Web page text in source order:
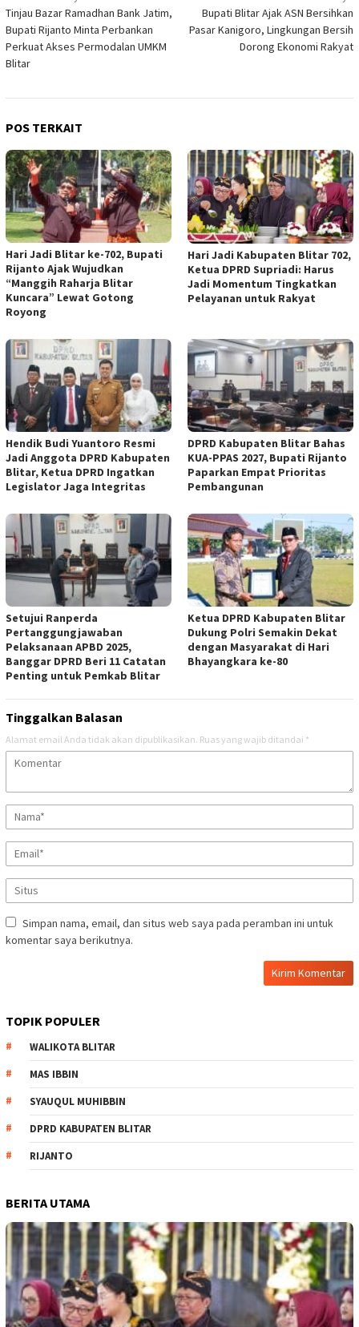
pos
Tinjau Bazar Ramadhan Bank Jatim,
Bupati Rijanto Minta Perbankan
Perkuat Akses Permodalan UMKM
Blitar
Bupati Blitar Ajak ASN Bersihkan
Pasar Kanigoro, Lingkungan Bersih
Dorong Ekonomi Rakyat
POS TERKAIT
Hari Jadi Blitar ke-702, Bupati
Rijanto Ajak Wujudkan
“Manggih Raharja Blitar
Kuncara” Lewat Gotong
Royong
Hari Jadi Kabupaten Blitar 702,
Ketua DPRD Supriadi: Harus
Jadi Momentum Tingkatkan
Pelayanan untuk Rakyat
Hendik Budi Yuantoro Resmi
Jadi Anggota DPRD Kabupaten
Blitar, Ketua DPRD Ingatkan
Legislator Jaga Integritas
DPRD Kabupaten Blitar Bahas
KUA-PPAS 2027, Bupati Rijanto
Paparkan Empat Prioritas
Pembangunan
Setujui Ranperda
Pertanggungjawaban
Pelaksanaan APBD 2025,
Banggar DPRD Beri 11 Catatan
Penting untuk Pemkab Blitar
Ketua DPRD Kabupaten Blitar
Dukung Polri Semakin Dekat
dengan Masyarakat di Hari
Bhayangkara ke-80
Tinggalkan Balasan
Alamat email Anda tidak akan dipublikasikan. Ruas yang wajib ditandai *
Simpan nama, email, dan situs web saya pada peramban ini untuk
komentar saya berikutnya.
TOPIK POPULER
WALIKOTA BLITAR
MAS IBBIN
SYAUQUL MUHIBBIN
DPRD KABUPATEN BLITAR
RIJANTO
BERITA UTAMA